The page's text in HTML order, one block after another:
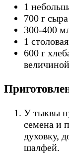
1
700 г сыра
300-400
1
600 г
У тыквы
семена и
духовку,
шалфей.